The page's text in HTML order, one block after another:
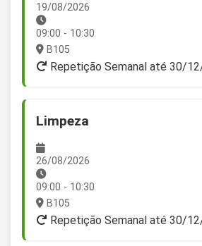
19/08/2026
09:00 - 10:30
B105
Repetição Semanal até 30/
Limpeza
26/08/2026
09:00 - 10:30
B105
Repetição Semanal até 30/